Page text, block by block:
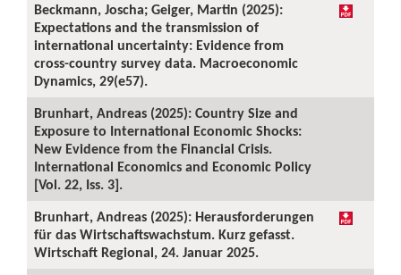
Beckmann, Joscha; Geiger, Martin (2025):
Expectations and the transmission of
international uncertainty: Evidence from
cross-country survey data. Macroeconomic
Dynamics, 29(e57).
Brunhart, Andreas (2025): Country Size and
Exposure to International Economic Shocks:
New Evidence from the Financial Crisis.
International Economics and Economic Policy
[Vol. 22, Iss. 3].
Brunhart, Andreas (2025): Herausforderungen
für das Wirtschaftswachstum. Kurz gefasst.
Wirtschaft Regional, 24. Januar 2025.